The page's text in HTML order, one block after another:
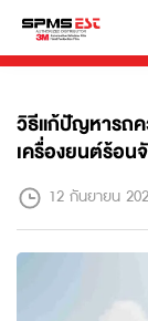
วิธีแก้ปัญหารถ
เครื่องยนต์ร้อน
12 กันยายน